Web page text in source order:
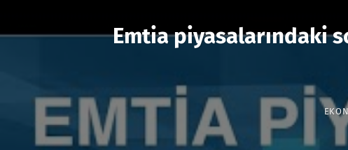
Emtia piyasalarındaki